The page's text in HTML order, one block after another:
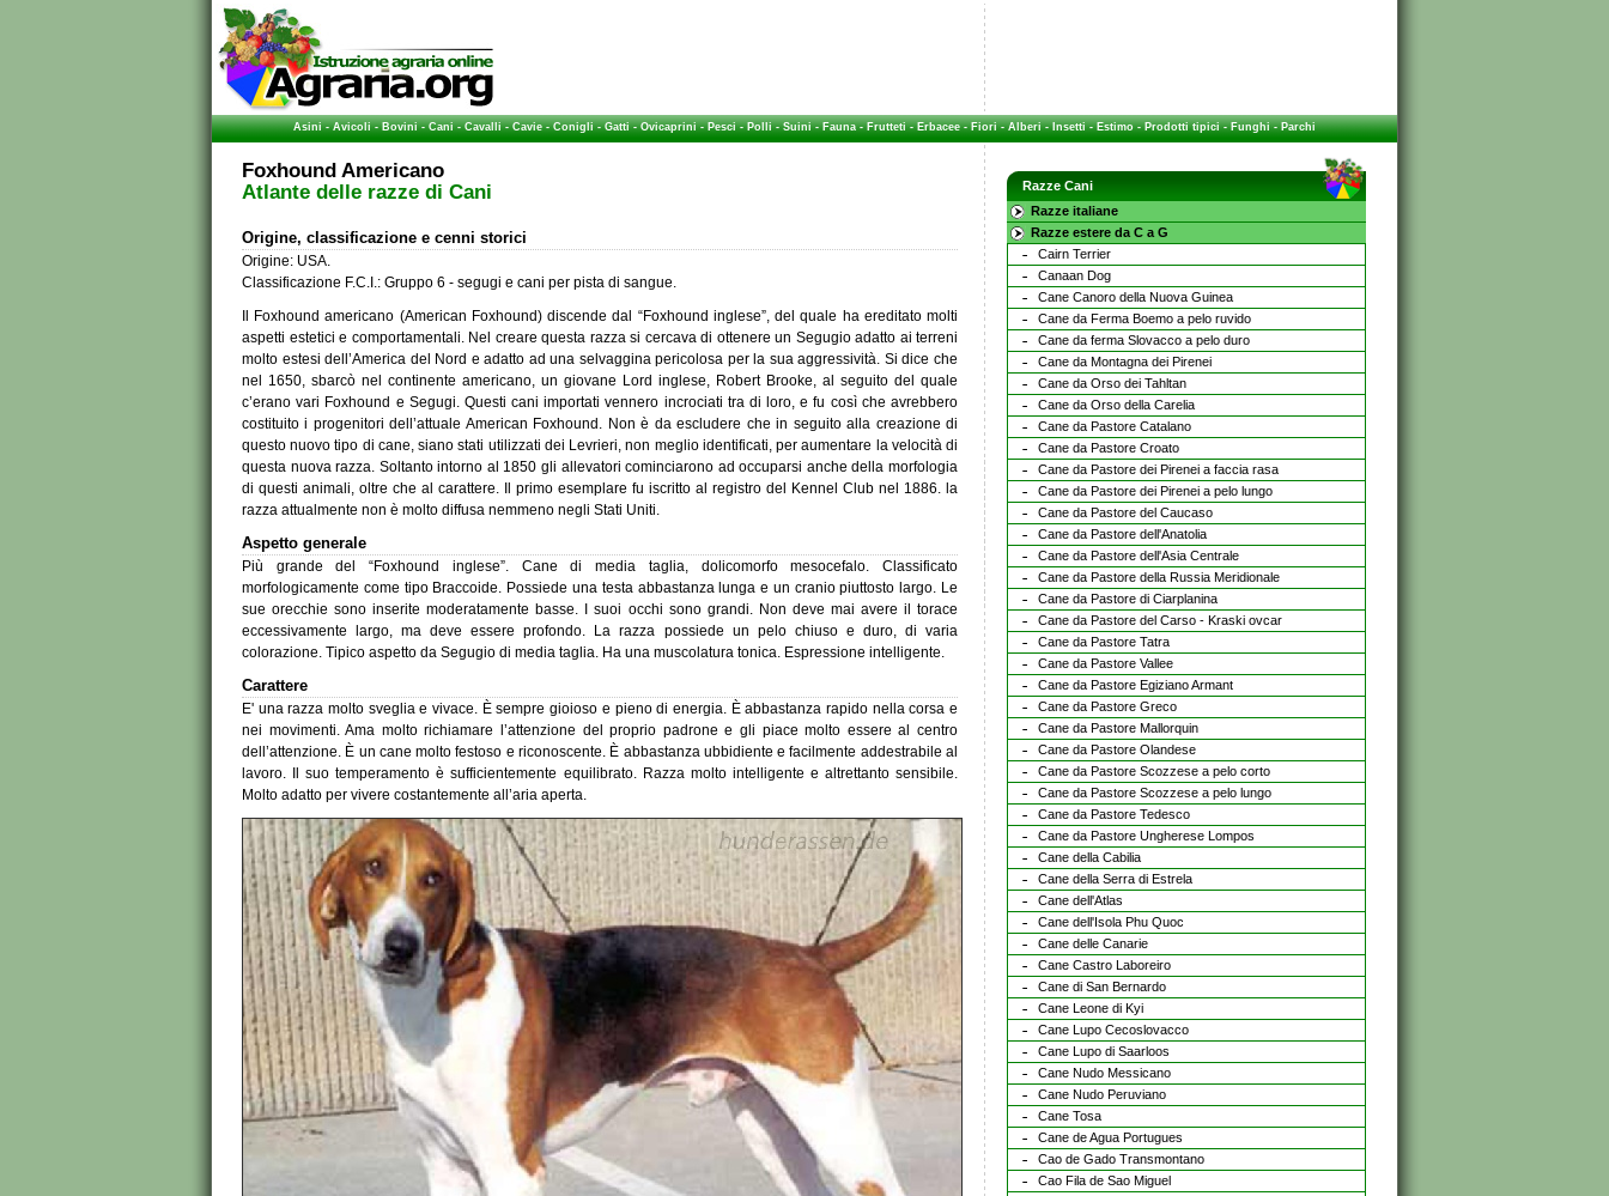
Asini-Avicoli-Bovini-Cani-Cavalli-Cavie-Conigli-Gatti-Ovicaprini-Pesci-Polli-Suini-Fauna-Frutteti-Erbacee-Fiori-Alberi-Insetti-Estimo-Prodotti tipici-Funghi-Parchi
Foxhound Americano
Atlante delle razze di Cani
Origine, classificazione e cenni storici
Origine: USA.
Classificazione F.C.I.: Gruppo 6 - segugi e cani per pista di sangue.
Il Foxhound americano (American Foxhound) discende dal “Foxhound inglese”, del quale ha ereditato molti
aspetti estetici e comportamentali. Nel creare questa razza si cercava di ottenere un Segugio adatto ai terreni
molto estesi dell’America del Nord e adatto ad una selvaggina pericolosa per la sua aggressività. Si dice che
nel 1650, sbarcò nel continente americano, un giovane Lord inglese, Robert Brooke, al seguito del quale
c’erano vari Foxhound e Segugi. Questi cani importati vennero incrociati tra di loro, e fu così che avrebbero
costituito i progenitori dell’attuale American Foxhound. Non è da escludere che in seguito alla creazione di
questo nuovo tipo di cane, siano stati utilizzati dei Levrieri, non meglio identificati, per aumentare la velocità di
questa nuova razza. Soltanto intorno al 1850 gli allevatori cominciarono ad occuparsi anche della morfologia
di questi animali, oltre che al carattere. Il primo esemplare fu iscritto al registro del Kennel Club nel 1886. la
razza attualmente non è molto diffusa nemmeno negli Stati Uniti.
Aspetto generale
Più grande del “Foxhound inglese”. Cane di media taglia, dolicomorfo mesocefalo. Classificato
morfologicamente come tipo Braccoide. Possiede una testa abbastanza lunga e un cranio piuttosto largo. Le
sue orecchie sono inserite moderatamente basse. I suoi occhi sono grandi. Non deve mai avere il torace
eccessivamente largo, ma deve essere profondo. La razza possiede un pelo chiuso e duro, di varia
colorazione. Tipico aspetto da Segugio di media taglia. Ha una muscolatura tonica. Espressione intelligente.
Carattere
E' una razza molto sveglia e vivace. È sempre gioioso e pieno di energia. È abbastanza rapido nella corsa e
nei movimenti. Ama molto richiamare l’attenzione del proprio padrone e gli piace molto essere al centro
dell’attenzione. È un cane molto festoso e riconoscente. È abbastanza ubbidiente e facilmente addestrabile al
lavoro. Il suo temperamento è sufficientemente equilibrato. Razza molto intelligente e altrettanto sensibile.
Molto adatto per vivere costantemente all’aria aperta.
Razze Cani
Razze italiane
Razze estere da C a G
Cairn Terrier
Canaan Dog
Cane Canoro della Nuova Guinea
Cane da Ferma Boemo a pelo ruvido
Cane da ferma Slovacco a pelo duro
Cane da Montagna dei Pirenei
Cane da Orso dei Tahltan
Cane da Orso della Carelia
Cane da Pastore Catalano
Cane da Pastore Croato
Cane da Pastore dei Pirenei a faccia rasa
Cane da Pastore dei Pirenei a pelo lungo
Cane da Pastore del Caucaso
Cane da Pastore dell'Anatolia
Cane da Pastore dell'Asia Centrale
Cane da Pastore della Russia Meridionale
Cane da Pastore di Ciarplanina
Cane da Pastore del Carso - Kraski ovcar
Cane da Pastore Tatra
Cane da Pastore Vallee
Cane da Pastore Egiziano Armant
Cane da Pastore Greco
Cane da Pastore Mallorquin
Cane da Pastore Olandese
Cane da Pastore Scozzese a pelo corto
Cane da Pastore Scozzese a pelo lungo
Cane da Pastore Tedesco
Cane da Pastore Ungherese Lompos
Cane della Cabilia
Cane della Serra di Estrela
Cane dell'Atlas
Cane dell'Isola Phu Quoc
Cane delle Canarie
Cane Castro Laboreiro
Cane di San Bernardo
Cane Leone di Kyi
Cane Lupo Cecoslovacco
Cane Lupo di Saarloos
Cane Nudo Messicano
Cane Nudo Peruviano
Cane Tosa
Cane de Agua Portugues
Cao de Gado Transmontano
Cao Fila de Sao Miguel